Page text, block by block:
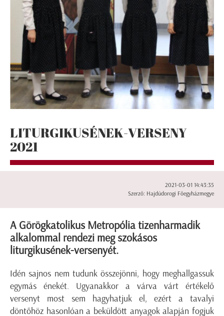
LITURGIKUSÉNEK-VERSENY
2021
2021-03-01 14:43:35
Szerző: Hajdúdorogi Főegyházmegye
A Görögkatolikus Metropólia tizenharmadik
alkalommal rendezi meg szokásos
liturgikusének-versenyét.
Idén sajnos nem tudunk összejönni, hogy meghallgassuk
egymás énekét. Ugyanakkor a várva várt értékelő
versenyt most sem hagyhatjuk el, ezért a tavalyi
döntőhöz hasonlóan a beküldött anyagok alapján fogjuk